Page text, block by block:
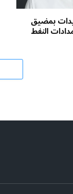
بمضيق
النفط